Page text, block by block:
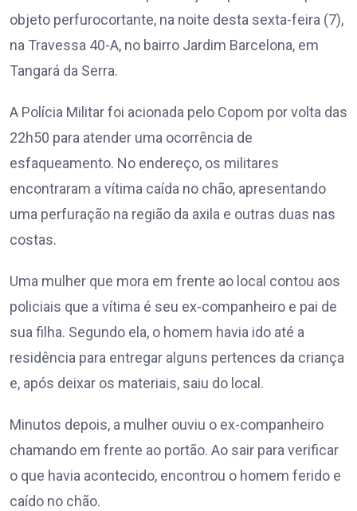
objeto perfurocortante, na noite desta sexta-feira (7),
na Travessa 40-A, no bairro Jardim Barcelona, em
Tangará da Serra.
A Polícia Militar foi acionada pelo Copom por volta das
22h50 para atender uma ocorrência de
esfaqueamento. No endereço, os militares
encontraram a vítima caída no chão, apresentando
uma perfuração na região da axila e outras duas nas
costas.
Uma mulher que mora em frente ao local contou aos
policiais que a vítima é seu ex-companheiro e pai de
sua filha. Segundo ela, o homem havia ido até a
residência para entregar alguns pertences da criança
e, após deixar os materiais, saiu do local.
Minutos depois, a mulher ouviu o ex-companheiro
chamando em frente ao portão. Ao sair para verificar
o que havia acontecido, encontrou o homem ferido e
caído no chão.